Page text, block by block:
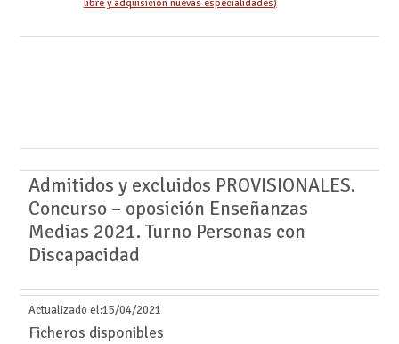
libre y adquisición nuevas especialidades)
Admitidos y excluidos PROVISIONALES.
Concurso – oposición Enseñanzas
Medias 2021. Turno Personas con
Discapacidad
Actualizado el:15/04/2021
Ficheros disponibles